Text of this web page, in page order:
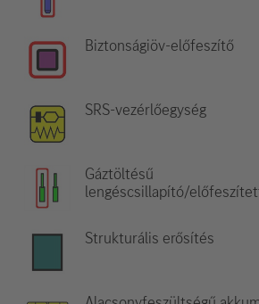
Biztonságiöv-előfeszítő
SRS-vezérlőegység
Gáztöltésű
lengéscsillapító/
Strukturális erősítés